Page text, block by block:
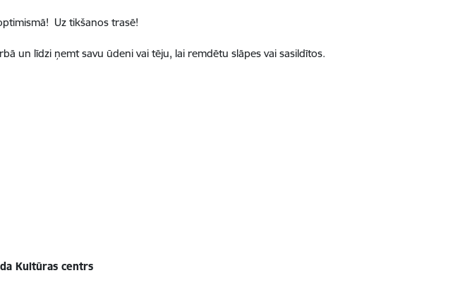
Uz tikšanos trasē!
un līdzi ņemt savu ūdeni vai tēju, lai remdētu slāpes vai sasildītos.
Kultūras centrs